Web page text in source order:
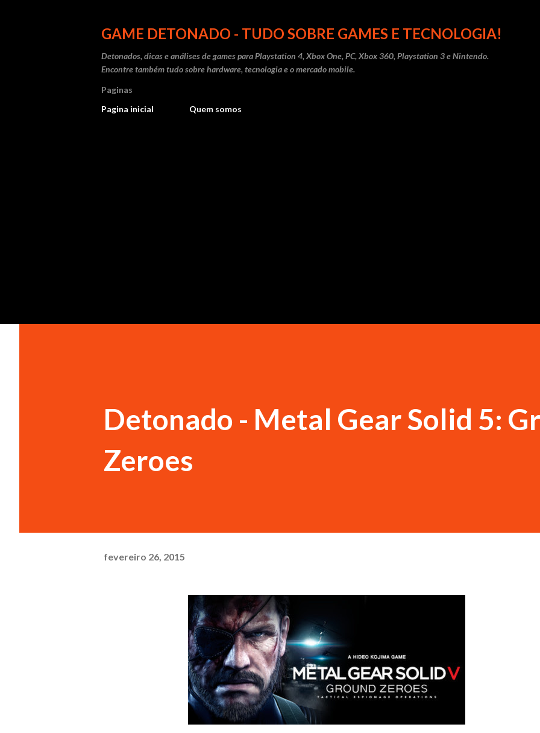
GAME DETONADO - TUDO SOBRE GAMES E TECNOLOGIA!
Detonados, dicas e análises de games para Playstation 4, Xbox One, PC, Xbox 360, Playstation 3 e Nintendo.
Encontre também tudo sobre hardware, tecnologia e o mercado mobile.
Paginas
Pagina inicial
Quem somos
Detonado - Metal Gear Solid 5:
Zeroes
fevereiro 26, 2015